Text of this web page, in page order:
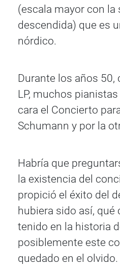
(escala mayor con la
descendida) que es
nórdico.
Durante los años 50,
LP, muchos
cara el Concierto
Schumann y por la
Habría que
la existencia del
propició el éxito del
hubiera sido así, qué
tenido en la historia
posiblemente este
quedado en el